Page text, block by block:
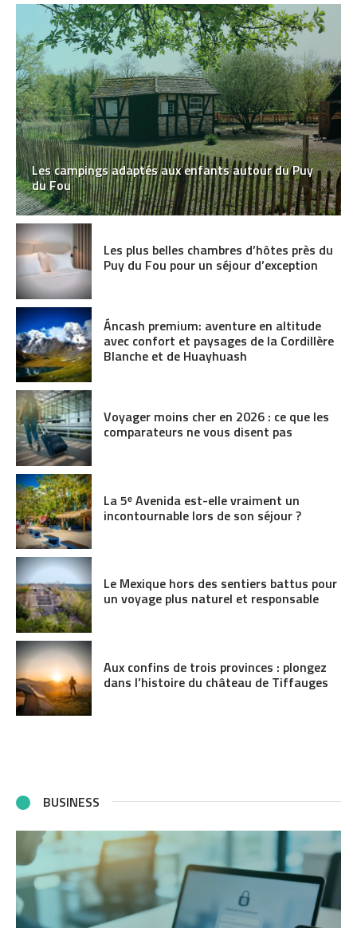
Les campings adaptés aux enfants autour du Puy
du Fou
Les plus belles chambres d’hôtes près du
Puy du Fou pour un séjour d’exception
Áncash premium: aventure en altitude
avec confort et paysages de la Cordillère
Blanche et de Huayhuash
Voyager moins cher en 2026 : ce que les
comparateurs ne vous disent pas
La 5ᵉ Avenida est-elle vraiment un
incontournable lors de son séjour ?
Le Mexique hors des sentiers battus pour
un voyage plus naturel et responsable
Aux confins de trois provinces : plongez
dans l’histoire du château de Tiffauges
BUSINESS